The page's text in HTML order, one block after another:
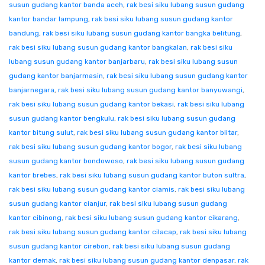
susun gudang kantor banda aceh, rak besi siku lubang susun gudang
kantor bandar lampung, rak besi siku lubang susun gudang kantor
bandung, rak besi siku lubang susun gudang kantor bangka belitung,
rak besi siku lubang susun gudang kantor bangkalan, rak besi siku
lubang susun gudang kantor banjarbaru, rak besi siku lubang susun
gudang kantor banjarmasin, rak besi siku lubang susun gudang kantor
banjarnegara, rak besi siku lubang susun gudang kantor banyuwangi,
rak besi siku lubang susun gudang kantor bekasi, rak besi siku lubang
susun gudang kantor bengkulu, rak besi siku lubang susun gudang
kantor bitung sulut, rak besi siku lubang susun gudang kantor blitar,
rak besi siku lubang susun gudang kantor bogor, rak besi siku lubang
susun gudang kantor bondowoso, rak besi siku lubang susun gudang
kantor brebes, rak besi siku lubang susun gudang kantor buton sultra,
rak besi siku lubang susun gudang kantor ciamis, rak besi siku lubang
susun gudang kantor cianjur, rak besi siku lubang susun gudang
kantor cibinong, rak besi siku lubang susun gudang kantor cikarang,
rak besi siku lubang susun gudang kantor cilacap, rak besi siku lubang
susun gudang kantor cirebon, rak besi siku lubang susun gudang
kantor demak, rak besi siku lubang susun gudang kantor denpasar, rak